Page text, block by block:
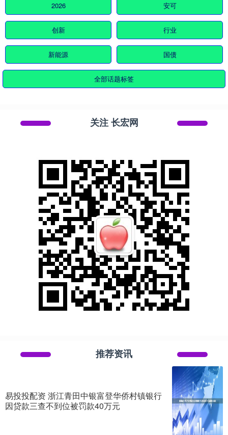
2026 安可
创新 行业
新能源 国债
全部话题标签
关注 长宏网
推荐资讯
易投投配资 浙江青田中银富登华侨村镇银行
因贷款三查不到位被罚款40万元